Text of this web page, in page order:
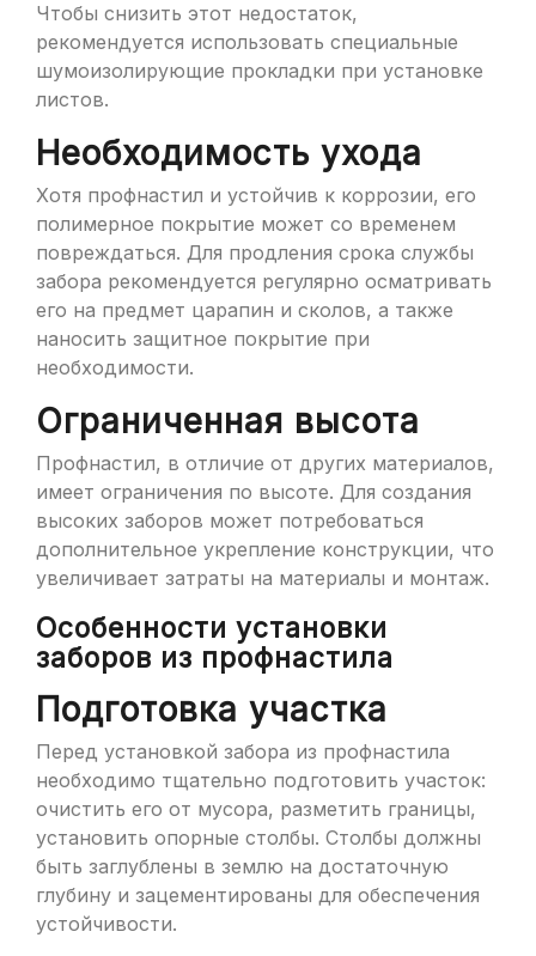
Чтобы снизить этот недостаток,
рекомендуется использовать специальные
шумоизолирующие прокладки при установке
листов.
Необходимость ухода
Хотя профнастил и устойчив к коррозии, его
полимерное покрытие может со временем
повреждаться. Для продления срока службы
забора рекомендуется регулярно осматривать
его на предмет царапин и сколов, а также
наносить защитное покрытие при
необходимости.
Ограниченная высота
Профнастил, в отличие от других материалов,
имеет ограничения по высоте. Для создания
высоких заборов может потребоваться
дополнительное укрепление конструкции, что
увеличивает затраты на материалы и монтаж.
Особенности установки
заборов из профнастила
Подготовка участка
Перед установкой забора из профнастила
необходимо тщательно подготовить участок:
очистить его от мусора, разметить границы,
установить опорные столбы. Столбы должны
быть заглублены в землю на достаточную
глубину и зацементированы для обеспечения
устойчивости.